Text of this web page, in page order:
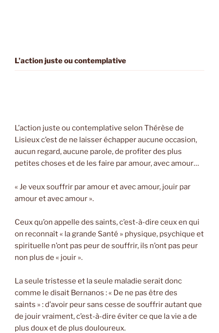
L’action juste ou contemplative
L’action juste ou contemplative selon Thérèse de
Lisieux c’est de ne laisser échapper aucune occasion,
aucun regard, aucune parole, de profiter des plus
petites choses et de les faire par amour, avec amour…
« Je veux souffrir par amour et avec amour, jouir par
amour et avec amour ».
Ceux qu’on appelle des saints, c’est-à-dire ceux en qui
on reconnaît « la grande Santé » physique, psychique et
spirituelle n’ont pas peur de souffrir, ils n’ont pas peur
non plus de « jouir ».
La seule tristesse et la seule maladie serait donc
comme le disait Bernanos : « De ne pas être des
saints » : d’avoir peur sans cesse de souffrir autant que
de jouir vraiment, c’est-à-dire éviter ce que la vie a de
plus doux et de plus douloureux.